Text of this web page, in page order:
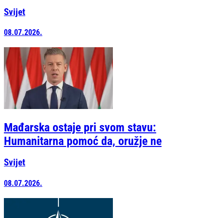
Svijet
08.07.2026.
Mađarska ostaje pri svom stavu:
Humanitarna pomoć da, oružje ne
Svijet
08.07.2026.